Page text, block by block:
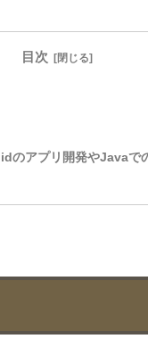
目次
のアプリ開発やJavaで